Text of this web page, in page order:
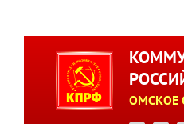
ОМСКОЕ